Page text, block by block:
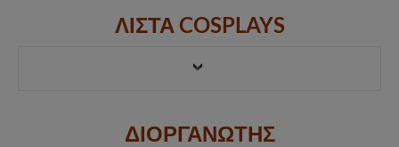
ΛΙΣΤΑ COSPLAYS
ΔΙΟΡΓΑΝΩΤΗΣ